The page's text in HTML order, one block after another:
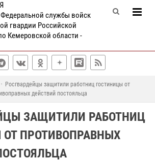
службы войск
гвардии Российской
Кемеровской области -
Росгвардейцы защитили работниц гостиницы от
действий постояльца
ЗАЩИТИЛИ РАБОТНИЦ
ПРОТИВОПРАВНЫХ